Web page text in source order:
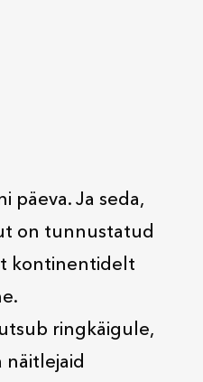
päeva. Ja seda,
on tunnustatud
kontinentidelt
ringkäigule,
näitlejaid